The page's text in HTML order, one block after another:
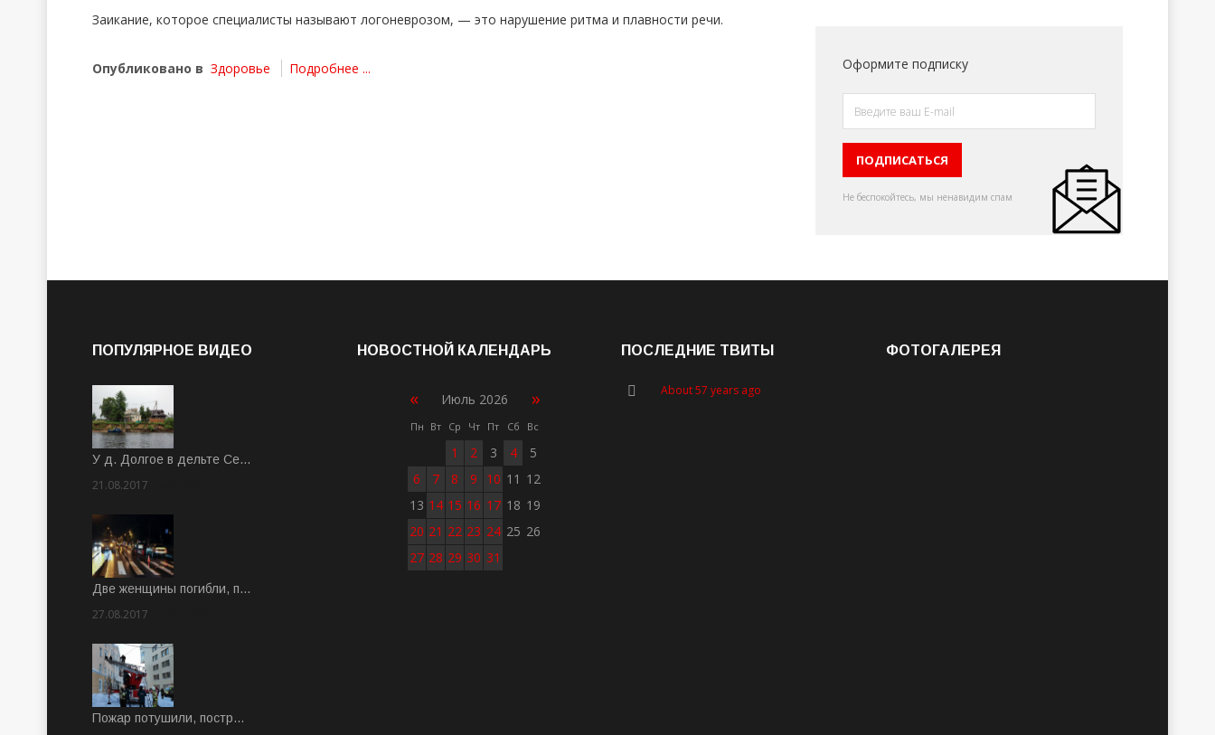
Заикание, которое специалисты называют логоневрозом, — это нарушение ритма и плавности речи.
Опубликовано в Здоровье Подробнее ... Оформите подписку
Не беспокойтесь, мы ненавидим спам
ПОПУЛЯРНОЕ ВИДЕО
У д. Долгое в дельте Се…
21.08.2017
Две женщины погибли, п…
27.08.2017
Пожар потушили, постр…
НОВОСТНОЙ КАЛЕНДАРЬ
« Июль 2026 »
Пн Вт Ср Чт Пт Сб Вс
1 2 3 4
5
6
7 8 9 10 11 12
13 14 15 16 17 18 19
20 21 22 23 24 25 26
27 28 29 30 31
ПОСЛЕДНИЕ ТВИТЫ
About 57 years ago
ФОТОГАЛЕРЕЯ